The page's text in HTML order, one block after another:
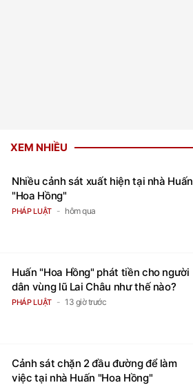
XEM NHIỀU
Nhiều cảnh sát xuất hiện tại nhà Huấn
"Hoa Hồng"
PHÁP LUẬT hôm qua
Huấn "Hoa Hồng" phát tiền cho người
dân vùng lũ Lai Châu như thế nào?
PHÁP LUẬT 13 giờ trước
Cảnh sát chặn 2 đầu đường để làm
việc tại nhà Huấn "Hoa Hồng"